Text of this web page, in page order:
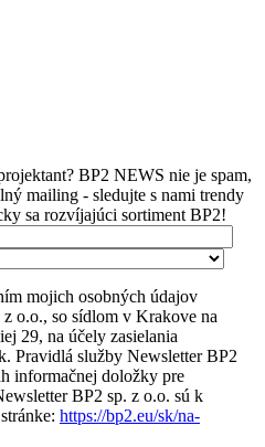
BP2 NEWS nie je spam,
mailing - sledujte s nami trendy
sa rozvíjajúci sortiment BP2!
mojich osobných údajov
o.o., so sídlom v Krakove na
29, na účely zasielania
Pravidlá služby Newsletter BP2
informačnej doložky pre
BP2 sp. z o.o. sú k
https://bp2.eu/sk/na-